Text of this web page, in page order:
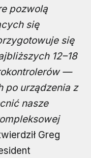
pozwolą
się
się
12–18
—
po urządzenia z
nasze
Greg